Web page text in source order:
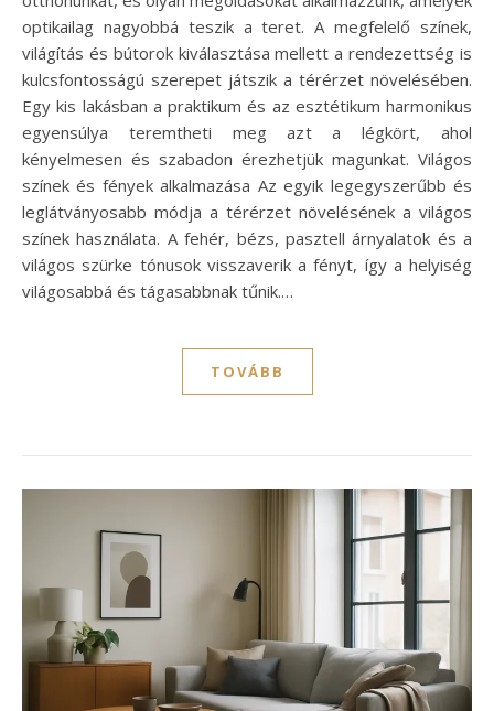
optikailag nagyobbá teszik a teret. A megfelelő színek,
világítás és bútorok kiválasztása mellett a rendezettség is
kulcsfontosságú szerepet játszik a térérzet növelésében.
Egy kis lakásban a praktikum és az esztétikum harmonikus
egyensúlya teremtheti meg azt a légkört, ahol
kényelmesen és szabadon érezhetjük magunkat. Világos
színek és fények alkalmazása Az egyik legegyszerűbb és
leglátványosabb módja a térérzet növelésének a világos
színek használata. A fehér, bézs, pasztell árnyalatok és a
világos szürke tónusok visszaverik a fényt, így a helyiség
világosabbá és tágasabbnak tűnik.…
TOVÁBB